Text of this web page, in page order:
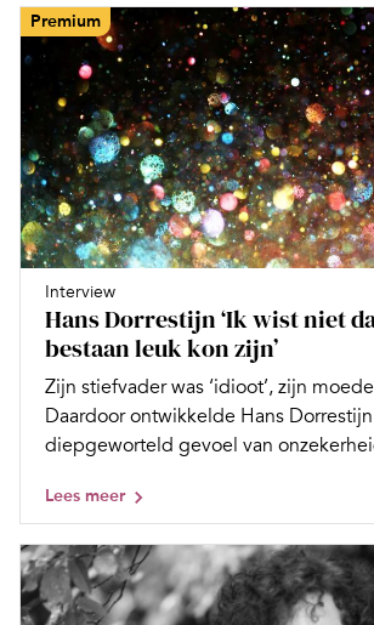
Premium
Interview
Hans Dorrestijn ‘Ik wist niet
bestaan leuk kon zijn’
Zijn stiefvader was ‘idioot’, zijn
Daardoor ontwikkelde Hans
diepgeworteld gevoel van
Lees meer